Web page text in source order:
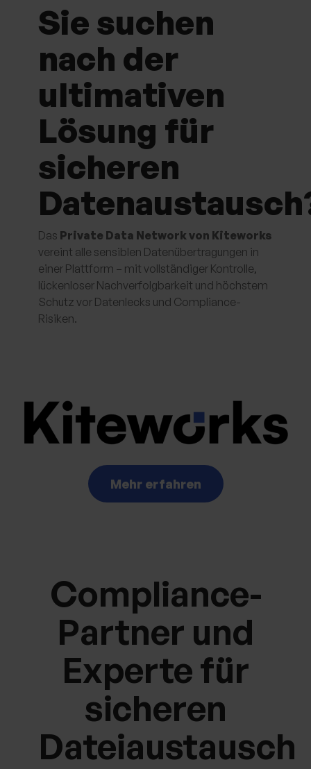
Sie suchen
nach der
ultimativen
Lösung für
sicheren
Das Private Data Network von Kiteworks
vereint alle sensiblen Datenübertragungen in
einer Plattform – mit vollständiger Kontrolle,
lückenloser Nachverfolgbarkeit und höchstem
Schutz vor Datenlecks und Compliance-
Risiken.
Mehr erfahren
Compliance-
Partner und
Experte für
sicheren
Dateiaustausch